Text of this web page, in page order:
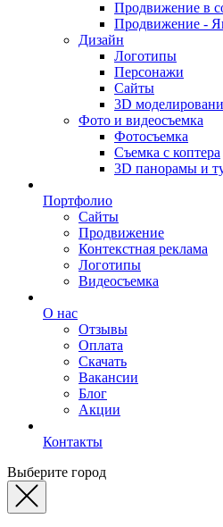
Продвижение в
Продвижение -
Дизайн
Логотипы
Персонажи
Сайты
3D
Фото и видеосъемка
Фотосъемка
Съемка с коптера
3D панорамы и
Портфолио
Сайты
Продвижение
Контекстная реклама
Логотипы
Видеосъемка
О нас
Отзывы
Оплата
Скачать
Вакансии
Блог
Акции
Контакты
Выберите город